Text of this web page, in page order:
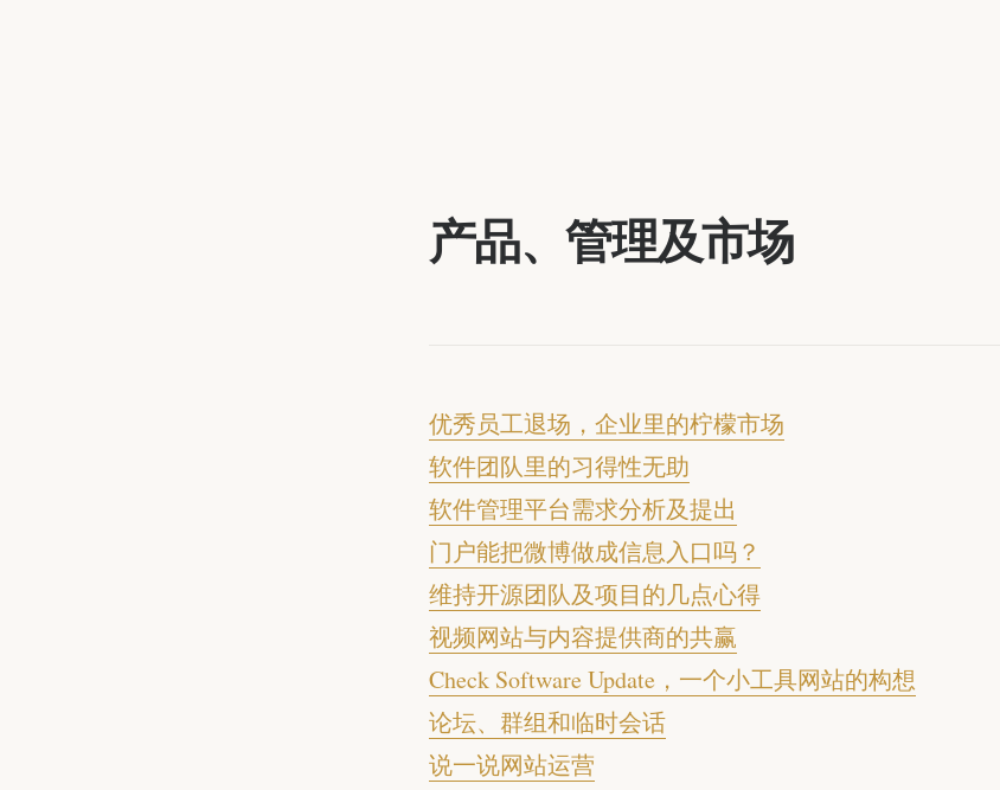
产品、管理及市场
优秀员工退场，企业里的柠檬市场
软件团队里的习得性无助
软件管理平台需求分析及提出
门户能把微博做成信息入口吗？
维持开源团队及项目的几点心得
视频网站与内容提供商的共赢
Check Software Update，一个小工具网站的构想
论坛、群组和临时会话
说一说网站运营